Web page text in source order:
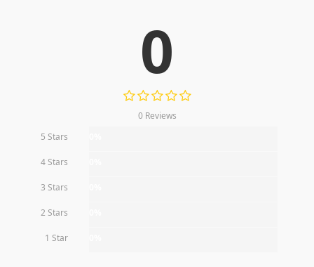
0
0 Reviews
5 Stars
4 Stars
3 Stars
2 Stars
1 Star